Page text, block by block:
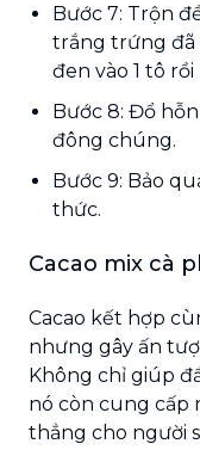
Bước 7: Trộn
trắng trứng đã
đen vào 1 tô
Bước 8: Đổ
đông chúng.
Bước 9: Bảo
thức.
Cacao mix cà
Cacao kết hợp
nhưng gây ấn
Không chỉ giúp
nó còn cung cấp
thẳng cho người